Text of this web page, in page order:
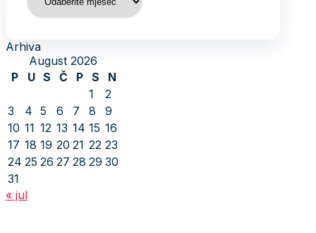
Arhiva
August 2026
P
U S Č P S
N
1
2
3
4 5 6 7 8
9
10 11 12 13 14 15 16
17 18 19 20 21 22 23
24 25 26 27 28 29 30
31
« jul